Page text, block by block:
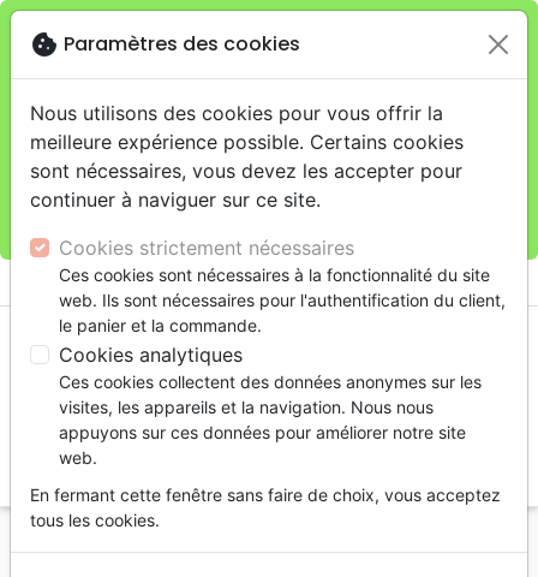
Je veux retirer ma commande au 11 rue de Rive,
Genèveclose
warningCette boutique en ligne est limitée au retrait en
magasin.
Pour les livraisons à domicile, veuillez passer vos
commandes sur la boutique La Maison de la Bible
shopping_cart
Accueil Livres Commentaires
cookie Paramètres des cookies
Nous utilisons des cookies pour vous offrir la
meilleure expérience possible. Certains cookies
sont nécessaires, vous devez les accepter pour
continuer à naviguer sur ce site.
Cookies strictement nécessaires
Ces cookies sont nécessaires à la fonctionnalité du site
web. Ils sont nécessaires pour l'authentification du client,
le panier et la commande.
Cookies analytiques
Ces cookies collectent des données anonymes sur les
visites, les appareils et la navigation. Nous nous
appuyons sur ces données pour améliorer notre site
web.
En fermant cette fenêtre sans faire de choix, vous acceptez
tous les cookies.